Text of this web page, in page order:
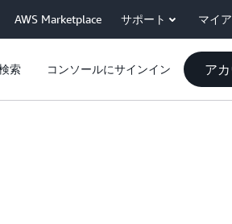
AWS Marketplace サポート マイ
索 コンソールにサインイン ア